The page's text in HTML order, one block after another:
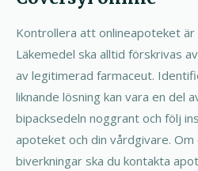
Kontrollera att onlineapoteket
Läkemedel ska alltid förskrivas
av legitimerad farmaceut.
liknande lösning kan vara en del
bipacksedeln noggrant och följ
apoteket och din vårdgivare.
biverkningar ska du kontakta